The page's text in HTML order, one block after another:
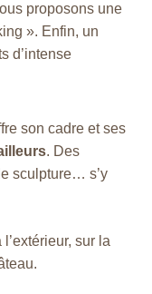
proposons une
». Enfin, un
d’intense
son cadre et ses
. Des
sculpture… s’y
sur la